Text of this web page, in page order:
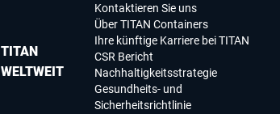
TITAN
WELTWEIT
Kontaktieren Sie uns
Über TITAN Containers
Ihre künftige Karriere bei TITAN
CSR Bericht
Nachhaltigkeitsstrategie
Gesundheits- und
Sicherheitsrichtlinie